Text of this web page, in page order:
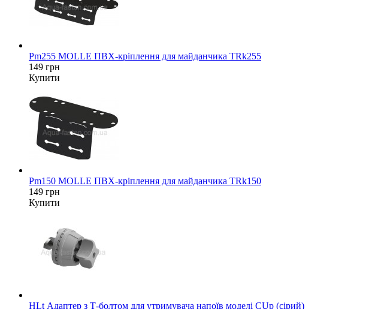
Pm255 MOLLE ПВХ-кріплення для майданчика TRk255
149 грн
Купити
Pm150 MOLLE ПВХ-кріплення для майданчика TRk150
149 грн
Купити
HLt Адаптер з Т-болтом для утримувача напоїв моделі CUp (сірий)